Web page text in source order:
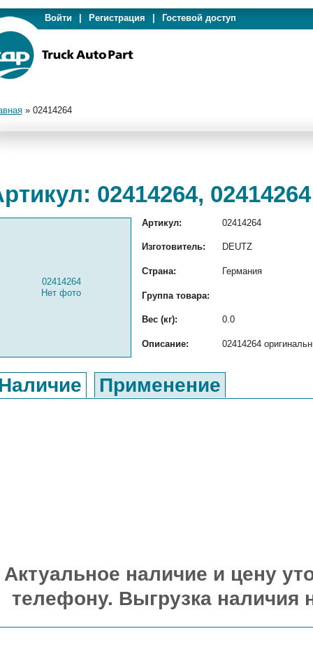
Войти Регистрация Гостевой доступ
» 02414264
02414264, 02414264
02414264
Нет фото
Артикул: 02414264
Изготовитель: DEUTZ
Страна: Германия
Группа товара:
Вес (кг): 0.0
Описание: 02414264
Применение
Актуальное наличие и цену
телефону. Выгрузка наличия